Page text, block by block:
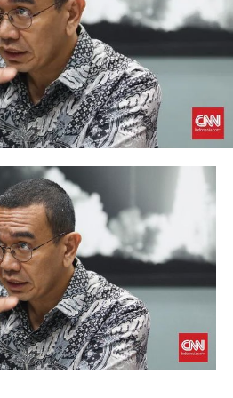
dan lainnya yang mengarah
target tersebut, kita
pricing misalnya bunganya lebih
meyakini ekonomi hijau
positif pada pertumbuhan
akan naik sekitar 6% dan
tercipta tambahan 15% sampai
sekali dan perlu dukungan,”